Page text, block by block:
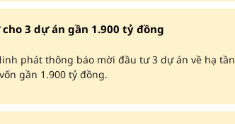
3 dự án gần 1.900 tỷ đồng
phát thông báo mời đầu tư 3 dự án về hạ
gần 1.900 tỷ đồng.